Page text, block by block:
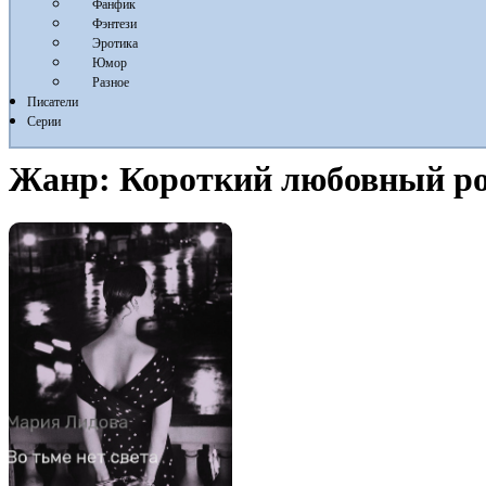
Фанфик
Фэнтези
Эротика
Юмор
Разное
Писатели
Серии
Жанр: Короткий любовный